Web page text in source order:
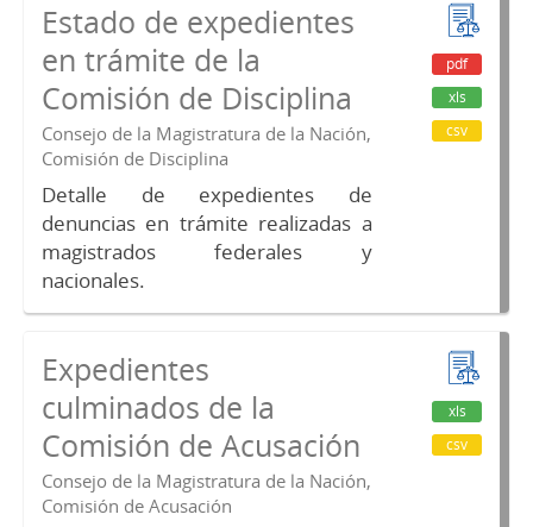
Estado de expedientes
en trámite de la
Comisión de Disciplina
Consejo de la Magistratura de la Nación,
Comisión de Disciplina
Detalle de expedientes de
denuncias en trámite realizadas a
magistrados federales y
nacionales.
pdf
xls
csv
Expedientes
culminados de la
Comisión de Acusación
Consejo de la Magistratura de la Nación,
Comisión de Acusación
xls
csv